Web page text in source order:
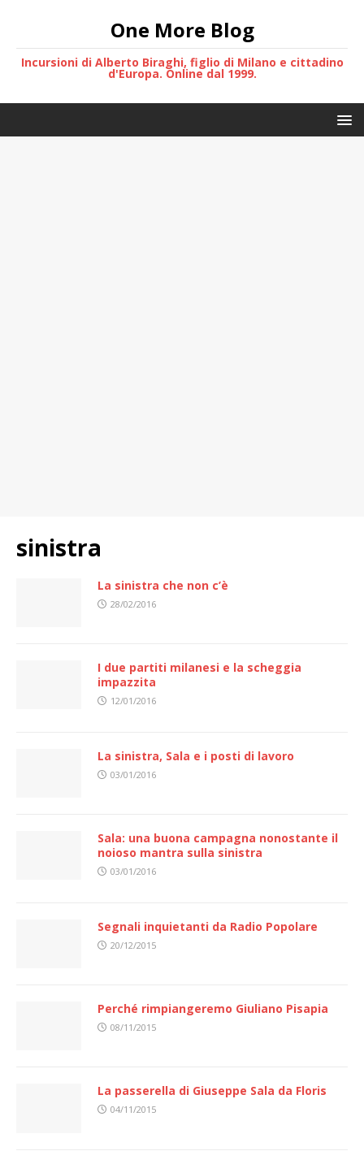
One More Blog
Incursioni di Alberto Biraghi, figlio di Milano e cittadino
d'Europa. Online dal 1999.
sinistra
La sinistra che non c’è
28/02/2016
I due partiti milanesi e la scheggia
impazzita
12/01/2016
La sinistra, Sala e i posti di lavoro
03/01/2016
Sala: una buona campagna nonostante il
noioso mantra sulla sinistra
03/01/2016
Segnali inquietanti da Radio Popolare
20/12/2015
Perché rimpiangeremo Giuliano Pisapia
08/11/2015
La passerella di Giuseppe Sala da Floris
04/11/2015